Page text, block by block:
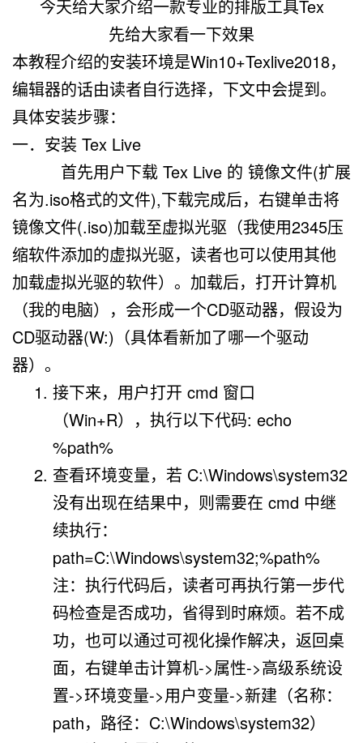
今天给大家介绍一款专业的排版工具Tex
先给大家看一下效果
本教程介绍的安装环境是Win10+Texlive2018，
编辑器的话由读者自行选择，下文中会提到。
具体安装步骤：
一．安装 Tex Live
首先用户下载 Tex Live 的 镜像文件(扩展
名为.iso格式的文件),下载完成后，右键单击将
镜像文件(.iso)加载至虚拟光驱（我使用2345压
缩软件添加的虚拟光驱，读者也可以使用其他
加载虚拟光驱的软件）。加载后，打开计算机
（我的电脑），会形成一个CD驱动器，假设为
CD驱动器(W:)（具体看新加了哪一个驱动
器）。
接下来，用户打开 cmd 窗口
（Win+R），执行以下代码: echo
%path%
查看环境变量，若 C:\Windows\system32
没有出现在结果中，则需要在 cmd 中继
续执行：
path=C:\Windows\system32;%path%
注： 执行代码后，读者可再执行第一步代
码检查是否成功，省得到时麻烦。若不成
功，也可以通过可视化操作解决，返回桌
面，右键单击计算机->属性->高级系统设
置->环境变量->用户变量->新建 （名称：
path，路径： C:\Windows\system32）